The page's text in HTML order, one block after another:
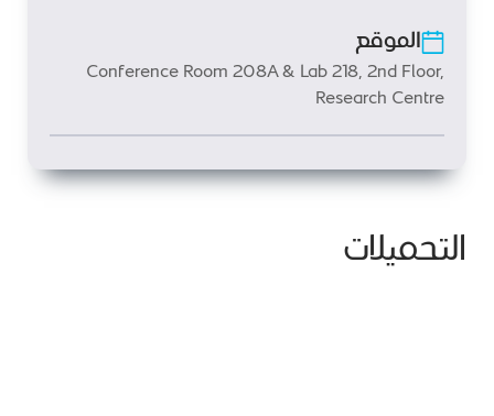
الموقع
Conference Room 208A & Lab 218, 2nd Floor,
Research Centre
التحميلات